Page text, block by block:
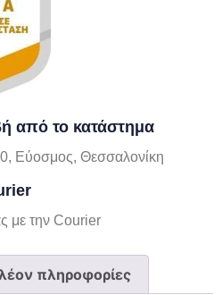
από το κατάστημα
Εύοσμος, Θεσσαλονίκη
με την Courier
πληροφορίες